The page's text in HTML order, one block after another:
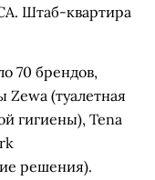
Штаб-квартира
70 брендов,
Zewa (туалетная
гигиены), Tena
решения).